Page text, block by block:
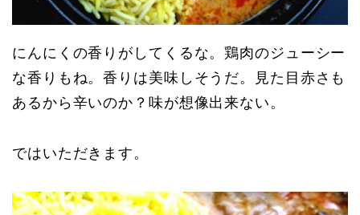
にんにくの香りがしてくるな。鶏肉のジューシー
な香りもね。香りは美味しそうだ。見た目赤さも
あるから辛いのか？味が想像出来ない。
ではいただきます。